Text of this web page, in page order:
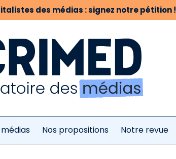
des médias : signez notre pétition !
Nos propositions Notre revue